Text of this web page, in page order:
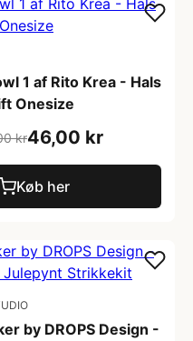
1 af Rito Krea - Hals
Onesize
kr46,00 kr
Køb her
by DROPS Design -